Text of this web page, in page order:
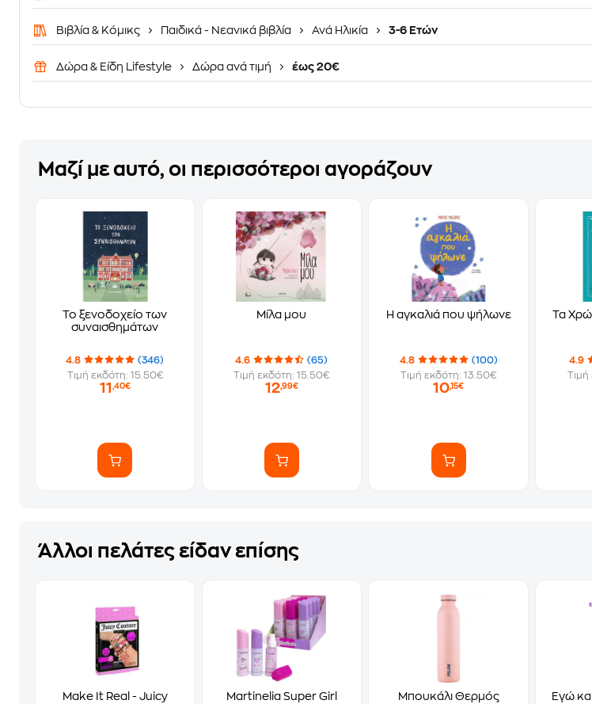
Βιβλία & Κόμικς Παιδικά - Νεανικά βιβλία Ανά Ηλικία 3-6 Ετών
Δώρα & Είδη Lifestyle Δώρα ανά τιμή έως 20€
Μαζί με αυτό, οι περισσότεροι αγοράζουν
Το ξενοδοχείο των
συναισθημάτων
4.8
(346)
Τιμή εκδότη: 15.50€
11 ,40€
Μίλα μου
4.6
(65)
Τιμή εκδότη: 15.50€
12,99€
Η αγκαλιά που ψήλωνε
4.8
(100)
Τιμή εκδότη: 13.50€
10,15€
Τα
4.9
Τιμή
Άλλοι πελάτες είδαν επίσης
Make It Real - Juicy
Martinelia Super Girl
Μπουκάλι Θερμός
Εγώ